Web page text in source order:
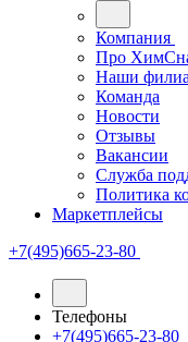
Компания
Про
Наши
Команда
Новости
Отзывы
Вакансии
Служба
Политика
Маркетплейсы
+7(495)665-23-80
Телефоны
+7(495)665-23-80